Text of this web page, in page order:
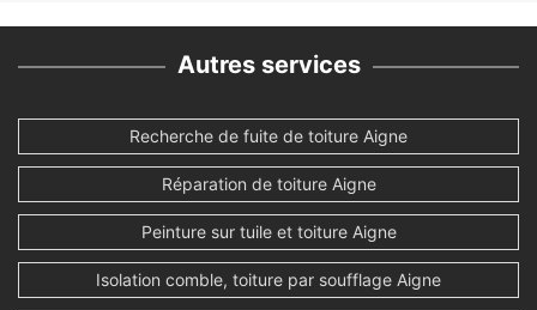
Autres services
Recherche de fuite de toiture Aigne
Réparation de toiture Aigne
Peinture sur tuile et toiture Aigne
Isolation comble, toiture par soufflage Aigne